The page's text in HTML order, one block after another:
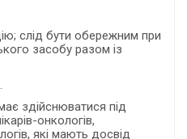
слід бути обережним при
засобу разом із
здійснюватися під
онкологів,
які мають досвід